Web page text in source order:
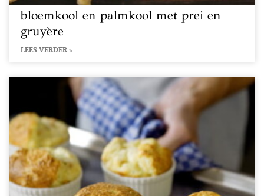
bloemkool en palmkool met prei en
gruyère
LEES VERDER »